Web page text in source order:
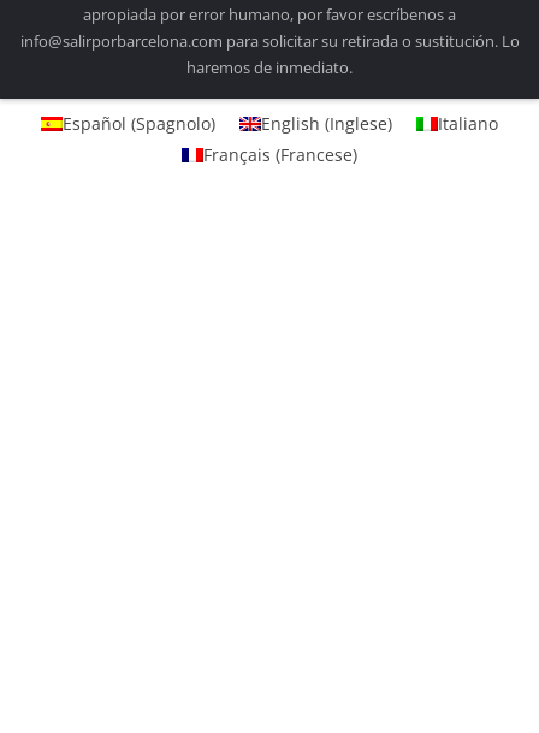
apropiada por error humano, por favor escríbenos a
info@salirporbarcelona.com para solicitar su retirada o sustitución. Lo
haremos de inmediato.
Español (Spagnolo) English (Inglese)
Italiano
Français (Francese)